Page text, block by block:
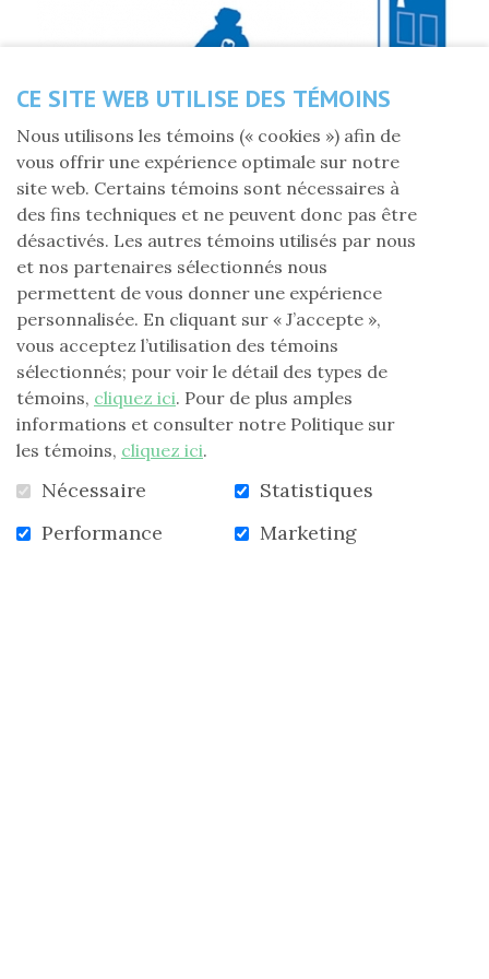
Mardi 11 mai 2021
Dans une lettre adressée à l'AREQ secteur Granby - La
Pommeraie, l'organisme Auberge sous mon toit
(ASMT) remercie la FLG pour le don de 750 $ pour les
soutenir dans leurs efforts de réinsertion sociale.
Voici
lettre de remerciement
VOIR TOUTES LES NOUVELLES
CE SITE WEB UTILISE DES TÉMOINS
Nous utilisons les témoins (« cookies ») afin de
vous offrir une expérience optimale sur notre
site web. Certains témoins sont nécessaires à
des fins techniques et ne peuvent donc pas être
désactivés. Les autres témoins utilisés par nous
et nos partenaires sélectionnés nous
permettent de vous donner une expérience
personnalisée. En cliquant sur « J’accepte »,
vous acceptez l’utilisation des témoins
sélectionnés; pour voir le détail des types de
témoins, cliquez ici. Pour de plus amples
informations et consulter notre Politique sur
les témoins, cliquez ici.
Nécessaire
Statistiques
Performance
Marketing